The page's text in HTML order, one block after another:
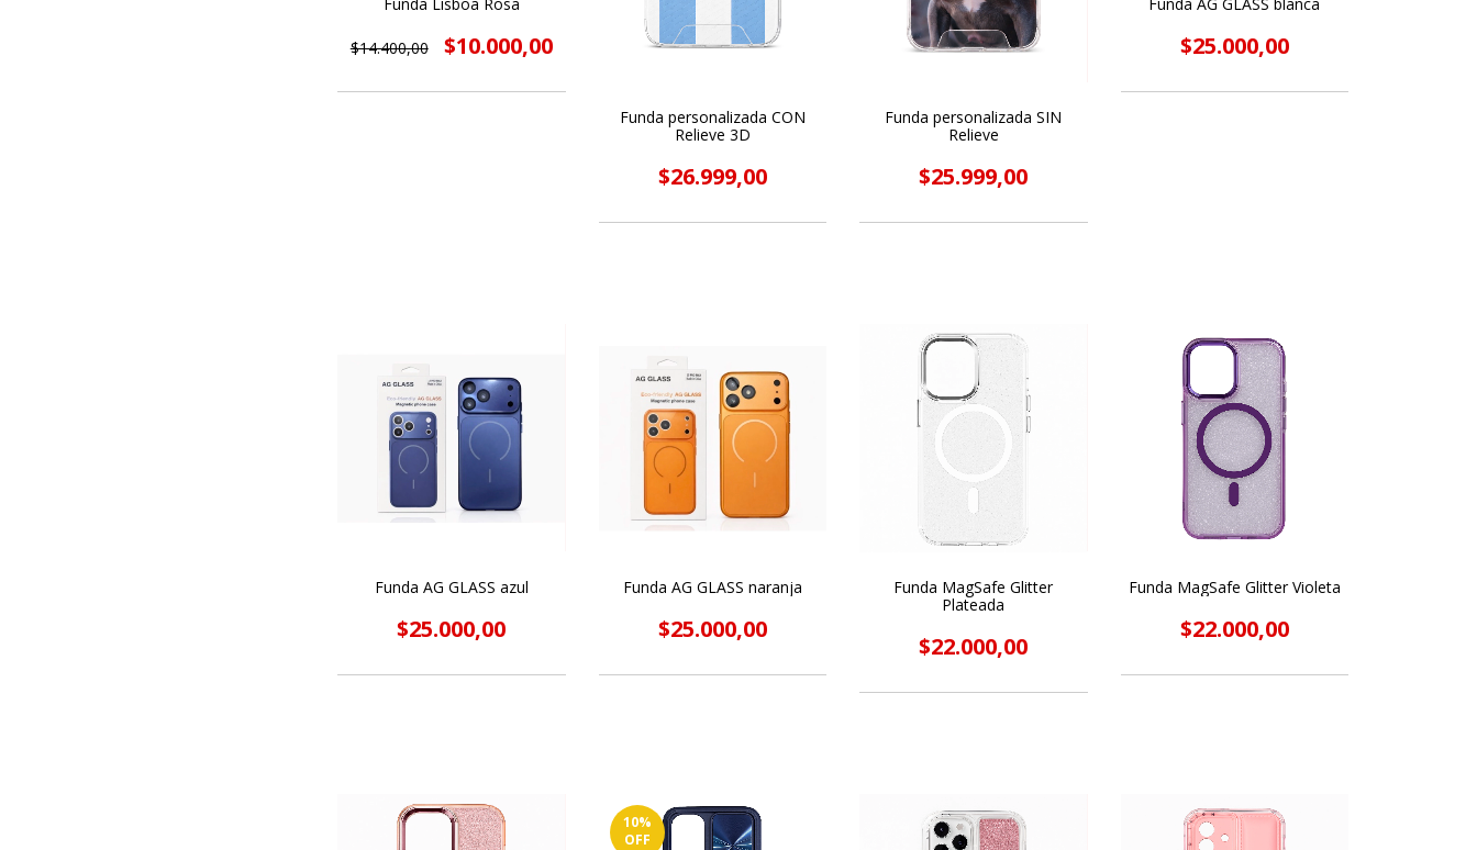
$14.400,00 $10.000,00
Funda personalizada CON
Relieve 3D
$26.999,00
Funda personalizada SIN
Relieve
$25.999,00
$25.000,00
Funda AG GLASS azul
$25.000,00
Funda AG GLASS naranja
$25.000,00
Funda MagSafe Glitter
Plateada
$22.000,00
Funda MagSafe Glitter Violeta
$22.000,00
10%
OFF